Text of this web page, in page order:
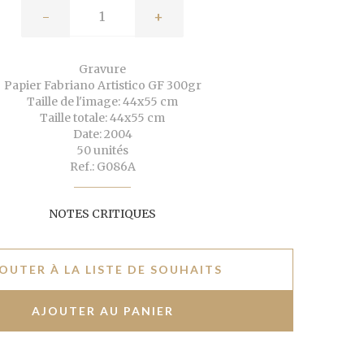
- +
Gravure
Papier Fabriano Artistico GF 300gr
Taille de l'image: 44x55 cm
Taille totale: 44x55 cm
Date: 2004
50 unités
Ref.: G086A
NOTES CRITIQUES
À LA LISTE DE SOUHAITS